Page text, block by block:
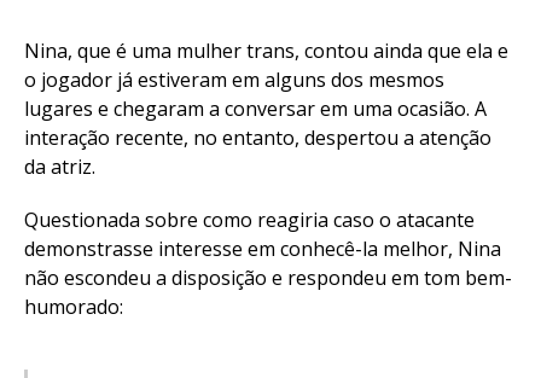
Nina, que é uma mulher trans, contou ainda que ela e
o jogador já estiveram em alguns dos mesmos
lugares e chegaram a conversar em uma ocasião. A
interação recente, no entanto, despertou a atenção
da atriz.
Questionada sobre como reagiria caso o atacante
demonstrasse interesse em conhecê-la melhor, Nina
não escondeu a disposição e respondeu em tom bem-
humorado: